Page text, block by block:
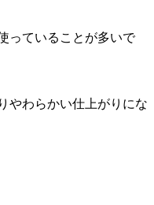
っていることが多いで
やわらかい仕上がりにな